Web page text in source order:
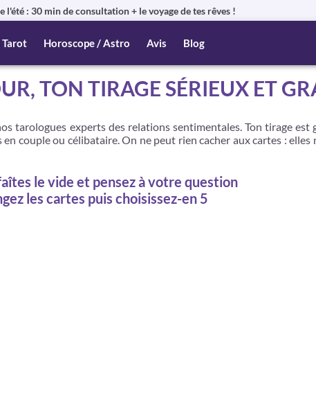
l'été : 30 min de consultation + le voyage de tes rêves !
Tarot Horoscope / Astro Avis Blog
TON TIRAGE SÉRIEUX ET
tarologues experts des relations sentimentales. Ton tirage
couple ou célibataire. On ne peut rien cacher aux cartes :
le vide et pensez à votre question
les cartes puis choisissez-en 5